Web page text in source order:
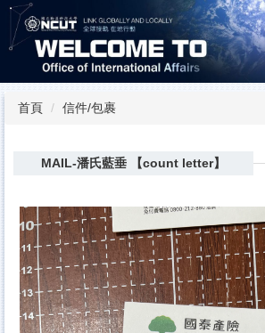
跳
到
主
內
容首頁 信件/包裹
MAIL-潘氏藍垂 【count letter】